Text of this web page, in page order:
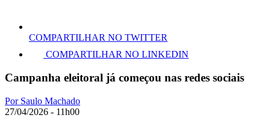
COMPARTILHAR NO TWITTER
COMPARTILHAR NO LINKEDIN
Campanha eleitoral já começou nas redes sociais
Por Saulo Machado
27/04/2026 - 11h00